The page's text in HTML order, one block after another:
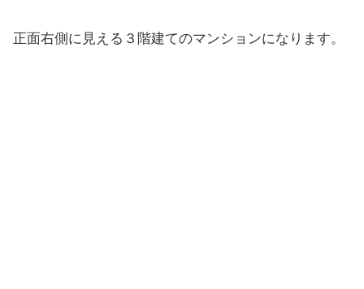
正面右側に見える３階建てのマンションになります。